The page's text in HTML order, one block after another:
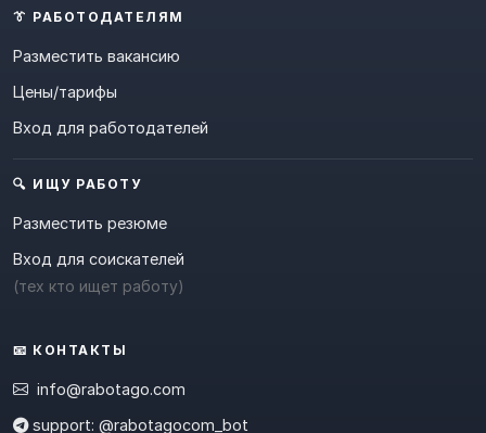
👔 РАБОТОДАТЕЛЯМ
Разместить вакансию
Цены/тарифы
Вход для работодателей
🔍 ИЩУ РАБОТУ
Разместить резюме
Вход для соискателей
(тех кто ищет работу)
📧 КОНТАКТЫ
info@rabotago.com
support: @rabotagocom_bot